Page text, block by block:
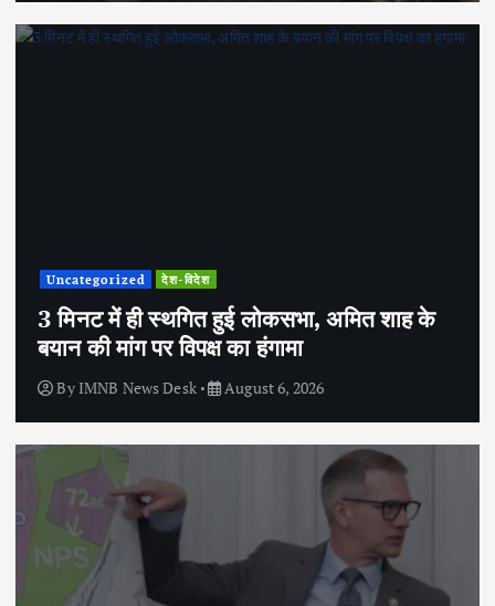
Uncategorized देश-विदेश
3 मिनट में ही स्थगित हुई लोकसभा, अमित शाह के
बयान की मांग पर विपक्ष का हंगामा
By IMNB News Desk August 6, 2026